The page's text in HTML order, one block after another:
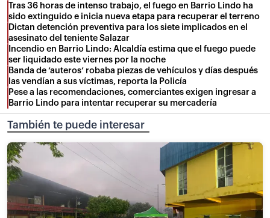
Tras 36 horas de intenso trabajo, el fuego en Barrio Lindo ha
sido extinguido e inicia nueva etapa para recuperar el terreno
Dictan detención preventiva para los siete implicados en el
asesinato del teniente Salazar
Incendio en Barrio Lindo: Alcaldía estima que el fuego puede
ser liquidado este viernes por la noche
Banda de ‘auteros’ robaba piezas de vehículos y días después
las vendían a sus víctimas, reporta la Policía
Pese a las recomendaciones, comerciantes exigen ingresar a
Barrio Lindo para intentar recuperar su mercadería
También te puede interesar